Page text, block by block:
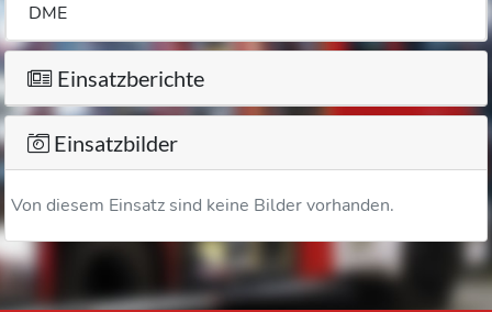
DME
Einsatzberichte
Einsatzbilder
Von diesem Einsatz sind keine Bilder vorhanden.